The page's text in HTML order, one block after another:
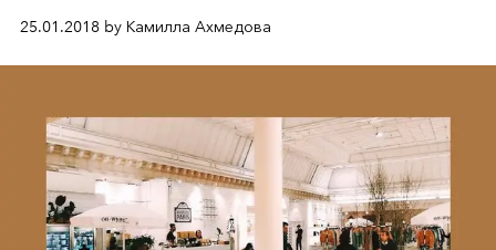
25.01.2018 by Камилла Ахмедова